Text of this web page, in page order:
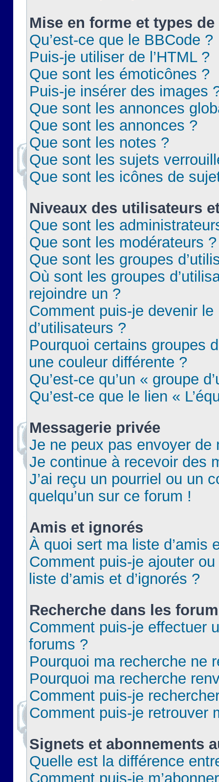
Mise en forme et types
Qu’est-ce que le BBCode ?
Puis-je utiliser de l’HTML ?
Que sont les émoticônes ?
Puis-je insérer des images
Que sont les annonces
Que sont les annonces ?
Que sont les notes ?
Que sont les sujets
Que sont les icônes de
Niveaux des utilisateurs
Que sont les
Que sont les modérateurs ?
Que sont les groupes
Où sont les groupes
rejoindre un ?
Comment puis-je devenir le
d’utilisateurs ?
Pourquoi certains groupes
une couleur différente ?
Qu’est-ce qu’un « groupe
Qu’est-ce que le lien «
Messagerie privée
Je ne peux pas envoyer de
Je continue à recevoir des
J’ai reçu un pourriel ou un
quelqu’un sur ce forum !
Amis et ignorés
À quoi sert ma liste d’amis
Comment puis-je ajouter
liste d’amis et d’ignorés ?
Recherche dans les
Comment puis-je effectuer
forums ?
Pourquoi ma recherche ne
Pourquoi ma recherche
Comment puis-je
Comment puis-je retrouver
Signets et abonnements
Quelle est la différence
Comment puis-je